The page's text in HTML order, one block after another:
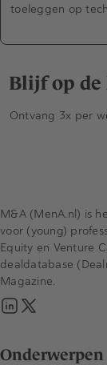
toeleggen op
Blijf op de
Ontvang 3x per
Onderwerpen
M&A (MenA.nl) is
voor (young)
Equity en Venture
dealdatabase
Magazine.